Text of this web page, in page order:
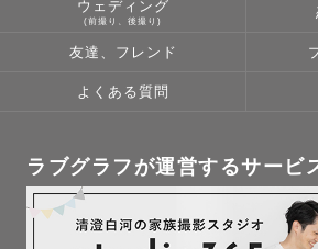
Let's make memories while
最後までお読みいただき、ありがと
ウェディング
(前撮り、後撮り)
友達、フレンド
よくある質問
ラブグラフが運営するサービ